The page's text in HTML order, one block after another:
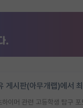
게시판(아무개랩)에서
하이머 관련 고등학생 탐구 포